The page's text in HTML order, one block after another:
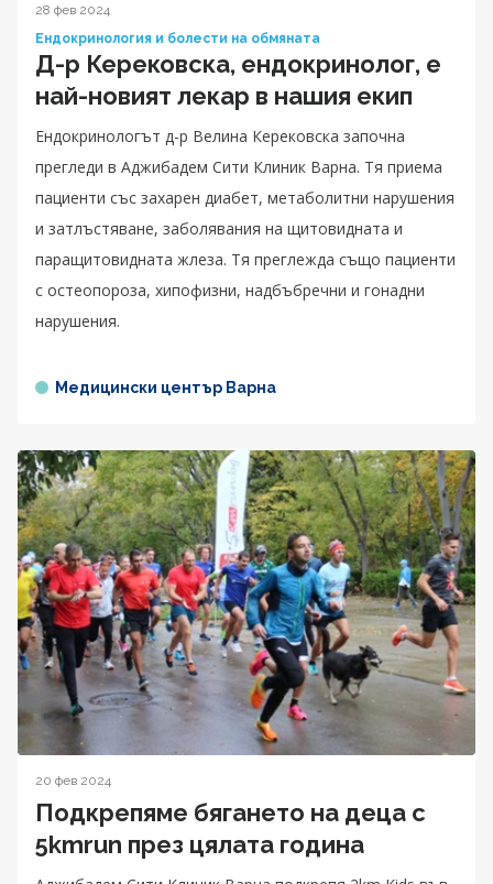
28 фев 2024
Ендокринология и болести на обмяната
Д-р Керековска, ендокринолог, е
най-новият лекар в нашия екип
Ендокринологът д-р Велина Керековска започна
прегледи в Аджибадем Сити Клиник Варна. Тя приема
пациенти със захарен диабет, метаболитни нарушения
и затлъстяване, заболявания на щитовидната и
паращитовидната жлеза. Тя преглежда също пациенти
с остеопороза, хипофизни, надбъбречни и гонадни
нарушения.
Медицински център Варна
20 фев 2024
Подкрепяме бягането на деца с
5kmrun през цялата година